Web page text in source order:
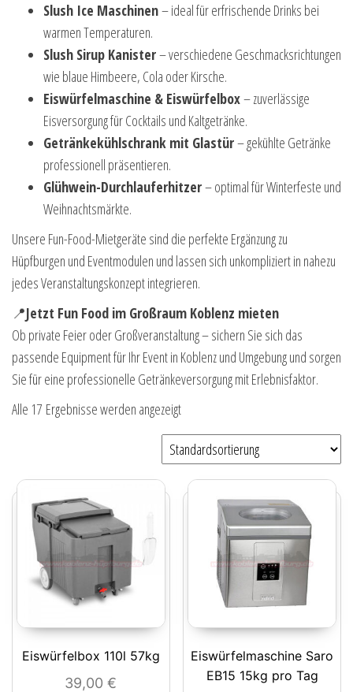
Slush Ice Maschinen– ideal für erfrischende Drinks bei
warmen Temperaturen.
Slush Sirup Kanister– verschiedene Geschmacksrichtungen
wie blaue Himbeere, Cola oder Kirsche.
Eiswürfelmaschine & Eiswürfelbox– zuverlässige
Eisversorgung für Cocktails und Kaltgetränke.
Getränkekühlschrank mit Glastür– gekühlte Getränke
professionell präsentieren.
Glühwein-Durchlauferhitzer– optimal für Winterfeste und
Weihnachtsmärkte.
Unsere Fun-Food-Mietgeräte sind die perfekte Ergänzung zu
Hüpfburgen und Eventmodulen und lassen sich unkompliziert in nahezu
jedes Veranstaltungskonzept integrieren.
📍Jetzt Fun Food im Großraum Koblenz mieten
Ob private Feier oder Großveranstaltung – sichern Sie sich das
passende Equipment für Ihr Event in Koblenz und Umgebung und sorgen
Sie für eine professionelle Getränkeversorgung mit Erlebnisfaktor.
Alle 17 Ergebnisse werden angezeigt
Eiswürfelbox 110l 57kg
39,00€
Eiswürfelmaschine Saro
EB15 15kg pro Tag